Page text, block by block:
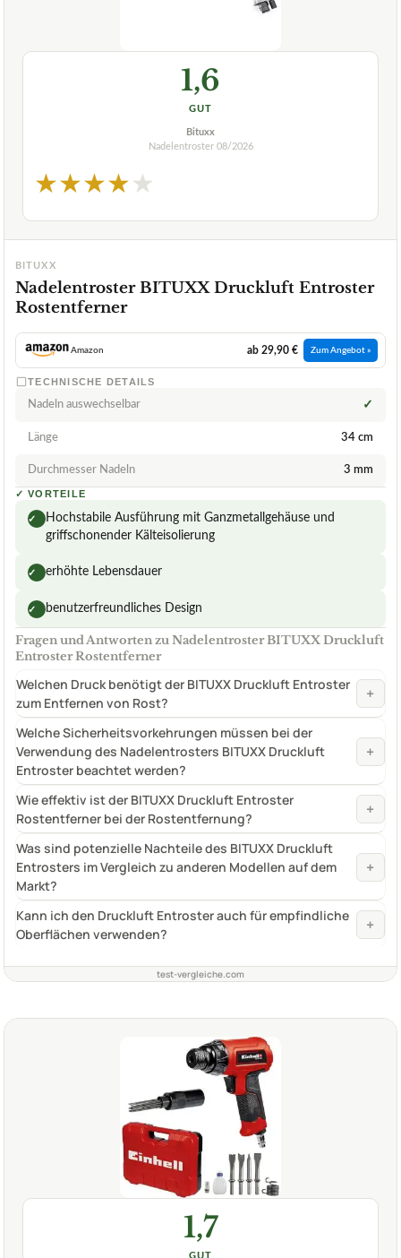
1,6
GUT
Bituxx
Nadelentroster 08/2026
★★★★★
BITUXX
Nadelentroster BITUXX Druckluft Entroster
Rostentferner
Amazon ab 29,90 € Zum Angebot »
TECHNISCHE DETAILS
Nadeln auswechselbar ✓
Länge 34 cm
Durchmesser Nadeln 3 mm
✓ VORTEILE
✓
Hochstabile Ausführung mit Ganzmetallgehäuse und
griffschonender Kälteisolierung
✓ erhöhte Lebensdauer
✓ benutzerfreundliches Design
Fragen und Antworten zu Nadelentroster BITUXX Druckluft
Entroster Rostentferner
Welchen Druck benötigt der BITUXX Druckluft Entroster
zum Entfernen von Rost?
+
Welche Sicherheitsvorkehrungen müssen bei der
Verwendung des Nadelentrosters BITUXX Druckluft
Entroster beachtet werden?
+
Wie effektiv ist der BITUXX Druckluft Entroster
Rostentferner bei der Rostentfernung?
+
Was sind potenzielle Nachteile des BITUXX Druckluft
Entrosters im Vergleich zu anderen Modellen auf dem
Markt?
+
Kann ich den Druckluft Entroster auch für empfindliche
Oberflächen verwenden?
+
test-vergleiche.com
1,7
GUT